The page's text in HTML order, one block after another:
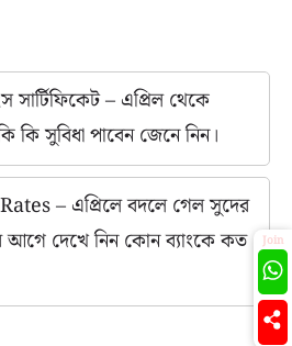
সার্টিফিকেট – এপ্রিল থেকে
কি সুবিধা পাবেন জেনে নিন।
– এপ্রিলে বদলে গেল সুদের
আগে দেখে নিন কোন ব্যাংকে কত
Join